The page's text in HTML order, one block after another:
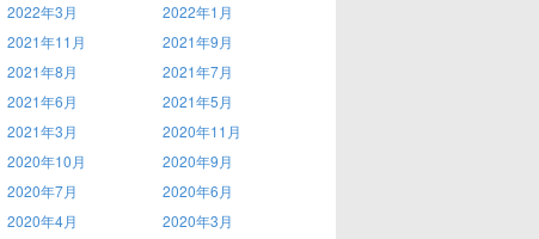
2022年3月
2022年1月
2021年11月
2021年9月
2021年8月
2021年7月
2021年6月
2021年5月
2021年3月
2020年11月
2020年10月
2020年9月
2020年7月
2020年6月
2020年4月
2020年3月